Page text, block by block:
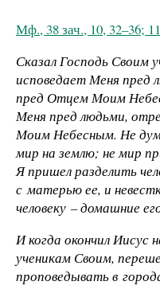
Мф., 38 зач., 10, 32–36;
Сказал Господь Своим
исповедает Меня пред
пред Отцем Моим
Меня пред людьми,
Моим Небесным. Не
мир на землю; не мир
Я пришел разделить
с матерью ее, и
человеку – домашние
И когда окончил Иисус
ученикам Своим,
проповедывать в